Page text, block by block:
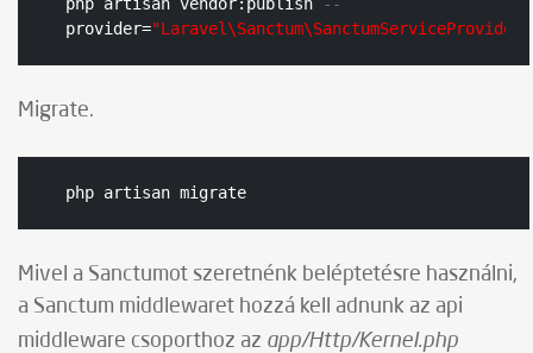
provider="Laravel\Sanctum\SanctumServiceProvider"
Migrate.
php artisan migrate
Mivel a Sanctumot szeretnénk beléptetésre használni,
a Sanctum middlewaret hozzá kell adnunk az api
middleware csoporthoz az app/Http/Kernel.php